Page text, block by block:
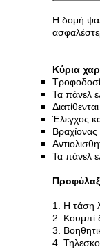
Η δομή
Κύρια
Τα πάνελ
Έλεγχος
Τα πάνελ
1. Η τάση
2. Κουμπί
3.
4.